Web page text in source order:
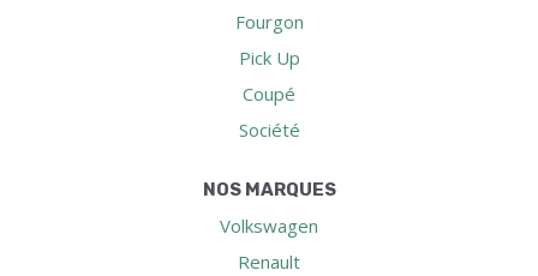
Fourgon
Pick Up
Coupé
Société
NOS MARQUES
Volkswagen
Renault